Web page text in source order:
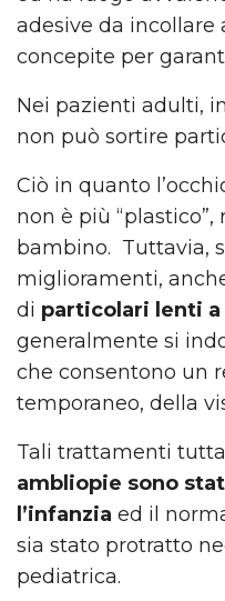
adesive da incollare
concepite per
Nei pazienti adulti,
non può sortire
Ciò in quanto
non è più
bambino. Tuttavia,
miglioramenti,
di particolari lenti
generalmente si
che consentono un
temporaneo, della
Tali trattamenti
ambliopie sono
l’infanzia ed il
sia stato protratto
pediatrica.